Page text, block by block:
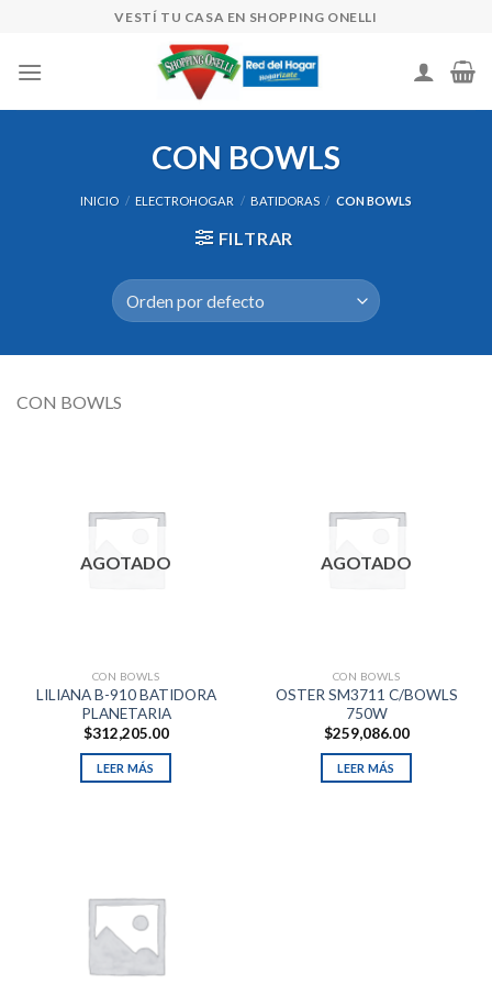
content
VESTÍ TU CASA EN SHOPPING ONELLI
CON BOWLS
INICIO / ELECTROHOGAR / BATIDORAS / CON BOWLS
FILTRAR
CON BOWLS
AGOTADO
CON BOWLS
LILIANA B-910 BATIDORA
PLANETARIA
$312,205.00
LEER MÁS
AGOTADO
CON BOWLS
OSTER SM3711 C/BOWLS
750W
$259,086.00
LEER MÁS